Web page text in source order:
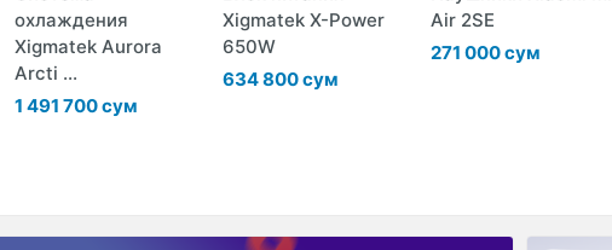
охлаждения
Xigmatek Aurora
Arcti ...
1 491 700 сум
Xigmatek X-Power
650W
634 800 сум
Air 2SE
271 000 сум